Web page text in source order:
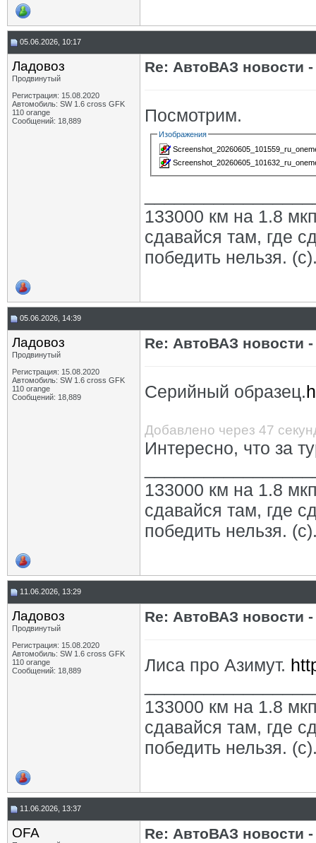
05.06.2026, 10:17
Ладовоз
Продвинутый
Регистрация: 15.08.2020
Автомобиль: SW 1.6 cross GFK
110 orange
Сообщений: 18,889
Re: АвтоВАЗ новости -
Посмотрим.
Изображения
133000 км на 1.8
сдавайся там, где
победить нельзя.
05.06.2026, 14:39
Ладовоз
Продвинутый
Регистрация: 15.08.2020
Автомобиль: SW 1.6 cross GFK
110 orange
Сообщений: 18,889
Re: АвтоВАЗ новости -
Серийный образец.
Добавлено через 47
Интересно, что за
133000 км на 1.8
сдавайся там, где
победить нельзя.
11.06.2026, 13:29
Ладовоз
Продвинутый
Регистрация: 15.08.2020
Автомобиль: SW 1.6 cross GFK
110 orange
Сообщений: 18,889
Re: АвтоВАЗ новости -
Лиса про Азимут.
133000 км на 1.8
сдавайся там, где
победить нельзя.
11.06.2026, 13:37
OFA Re: АвтоВАЗ новости -